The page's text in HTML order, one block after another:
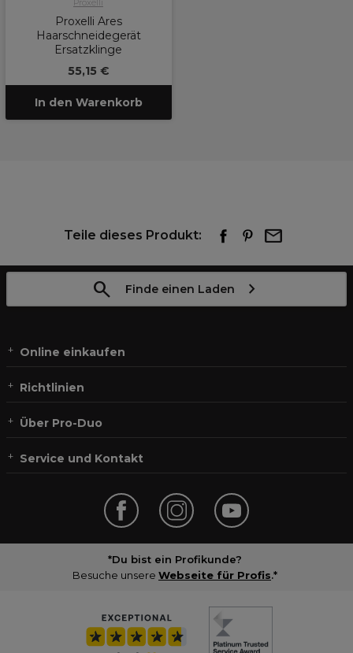
Proxelli
Proxelli Ares
Haarschneidegerät
Ersatzklinge
55,15 €
In den Warenkorb
Teile dieses Produkt:
Finde einen Laden
Online einkaufen
Richtlinien
Über Pro-Duo
Service und Kontakt
*Du bist ein Profikunde?
Besuche unsere Webseite für Profis.*